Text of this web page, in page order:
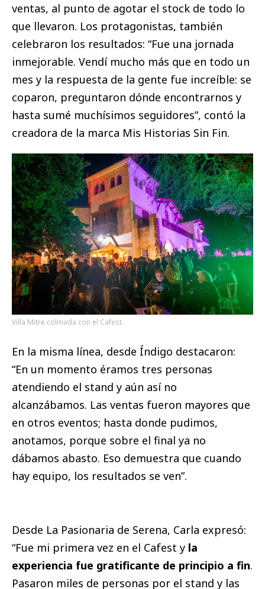
ventas, al punto de agotar el stock de todo lo
que llevaron. Los protagonistas, también
celebraron los resultados: “Fue una jornada
inmejorable. Vendí mucho más que en todo un
mes y la respuesta de la gente fue increíble: se
coparon, preguntaron dónde encontrarnos y
hasta sumé muchísimos seguidores”, contó la
creadora de la marca Mis Historias Sin Fin.
Villa Mitre colmada con el Cafest.
En la misma línea, desde Índigo destacaron:
“En un momento éramos tres personas
atendiendo el stand y aún así no
alcanzábamos. Las ventas fueron mayores que
en otros eventos; hasta donde pudimos,
anotamos, porque sobre el final ya no
dábamos abasto. Eso demuestra que cuando
hay equipo, los resultados se ven”.
Desde La Pasionaria de Serena, Carla expresó:
“Fue mi primera vez en el Cafest y la
experiencia fue gratificante de principio a fin.
Pasaron miles de personas por el stand y las